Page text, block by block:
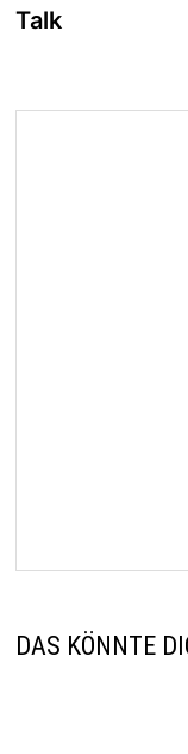
Talk
DAS KÖNNTE